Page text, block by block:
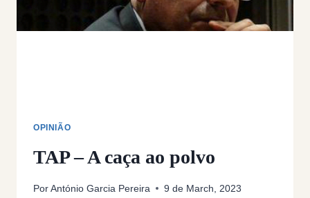
OPINIÃO
TAP – A caça ao polvo
Por António Garcia Pereira 9 de March, 2023